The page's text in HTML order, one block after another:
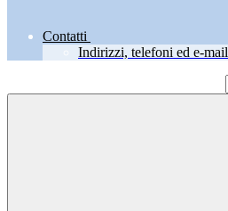
Contatti
Indirizzi, telefoni ed e-mail